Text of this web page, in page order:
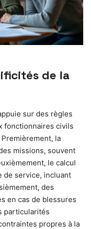
de la
sur des règles
fonctionnaires civils
la
missions, souvent
le calcul
de service, incluant
des
en cas de blessures
particularités
propres à la